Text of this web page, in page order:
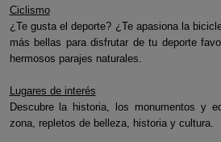
Ciclismo
¿Te gusta el deporte? ¿Te apasiona la
más bellas para disfrutar de tu deporte
hermosos parajes naturales.
Lugares de interés
Descubre la historia, los monumentos y
zona, repletos de belleza, historia y cultura.